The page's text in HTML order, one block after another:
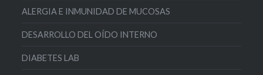
ALERGIA E INMUNIDAD DE MUCOSAS
DESARROLLO DEL OÍDO INTERNO
DIABETES LAB